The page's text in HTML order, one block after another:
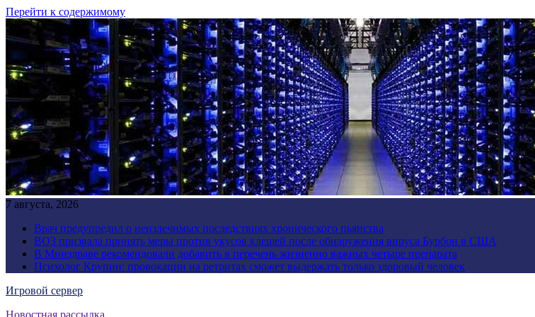
Перейти к содержимому
7 августа, 2026
Врач предупредил о неизлечимых последствиях хронического пьянства
ВОЗ призвала принять меры против укусов клещей после обнаружения вируса Бурбон в США
В Минздраве рекомендовали добавить в перечень жизненно важных четыре препарата
Психолог Крупин: провокации на ретритах сможет выдержать только здоровый человек
Игровой сервер
Новостная рассылка